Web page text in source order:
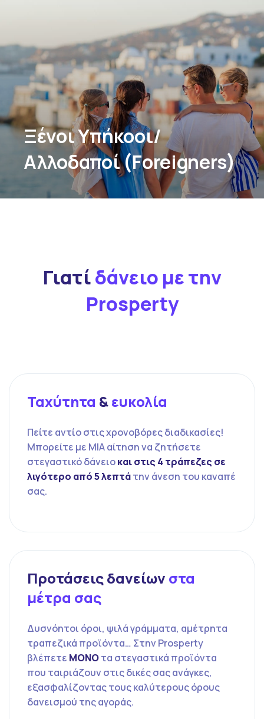
Ξένοι Υπήκοοι/
Αλλοδαποί (Foreigners)
Γιατίδάνειο με την
Prosperty
Ταχύτητα &ευκολία
Πείτε αντίο στις χρονοβόρες διαδικασίες!
Μπορείτε με ΜΙΑ αίτηση να ζητήσετε
στεγαστικό δάνειοκαι στις 4 τράπεζες σε
λιγότερο από 5 λεπτάτην άνεση του καναπέ
σας.
Προτάσεις δανείων στα
μέτρα σας
Δυσνόητοι όροι, ψιλά γράμματα, αμέτρητα
τραπεζικά προϊόντα… Στην Prosperty
βλέπετε ΜΟΝΟτα στεγαστικά προϊόντα
που ταιριάζουν στις δικές σας ανάγκες,
εξασφαλίζοντας τους καλύτερους όρους
δανεισμού της αγοράς.